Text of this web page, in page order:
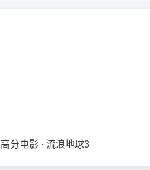
高分电影 · 流浪地球3